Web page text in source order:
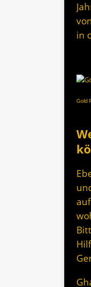
in
Gold